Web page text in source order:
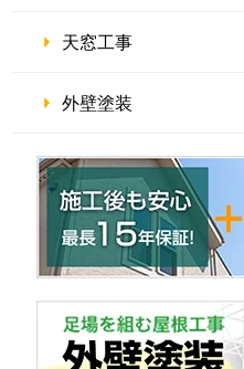
天窓工事
外壁塗装